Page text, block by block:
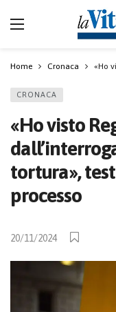
Home Cronaca «Ho
CRONACA
«Ho visto
tortura»,
processo
20/11/2024